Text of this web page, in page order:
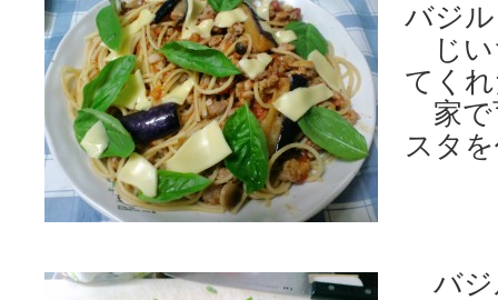
バジル
じい
てく
家で
スタ
バジ